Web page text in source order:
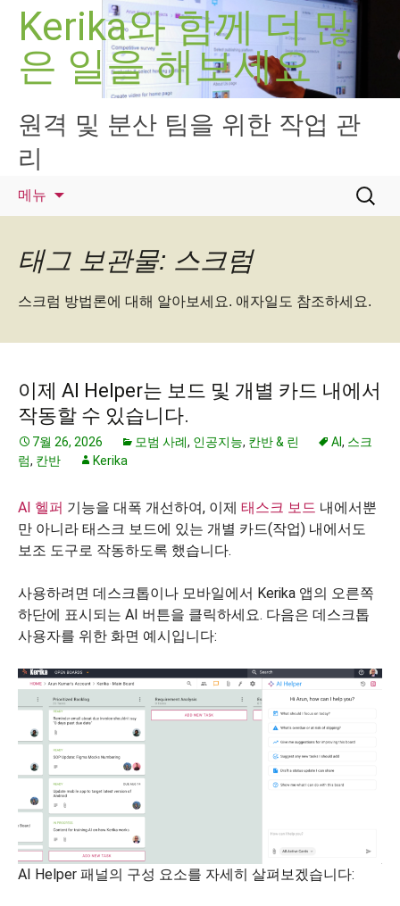
Kerika와 함께 더 많
은 일을 해보세요
원격 및 분산 팀을 위한 작업 관
리
메뉴
검
색:
태그 보관물: 스크럼
스크럼 방법론에 대해 알아보세요. 애자일도 참조하세요.
이제 AI Helper는 보드 및 개별 카드 내에서
작동할 수 있습니다.
7월 26, 2026 모범 사례, 인공지능, 칸반 & 린 AI, 스크
럼, 칸반 Kerika
AI 헬퍼 기능을 대폭 개선하여, 이제 태스크 보드 내에서뿐
만 아니라 태스크 보드에 있는 개별 카드(작업) 내에서도
보조 도구로 작동하도록 했습니다.
사용하려면 데스크톱이나 모바일에서 Kerika 앱의 오른쪽
하단에 표시되는 AI 버튼을 클릭하세요. 다음은 데스크톱
사용자를 위한 화면 예시입니다:
AI Helper 패널의 구성 요소를 자세히 살펴보겠습니다: